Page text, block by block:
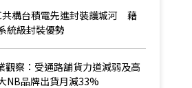
共構台積電先進封裝護城河 藉
統級封裝優勢
觀察：受通路舖貨力道減弱及高
品牌出貨月減33%